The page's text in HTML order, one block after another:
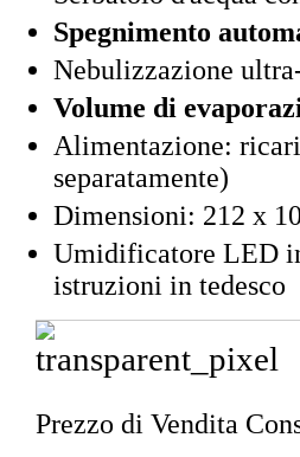
Spegnimento
Nebulizzazione
Volume di
Alimentazione:
separatamente)
Dimensioni: 212 x
Umidificatore LED
istruzioni in tedesco
Prezzo di Vendita